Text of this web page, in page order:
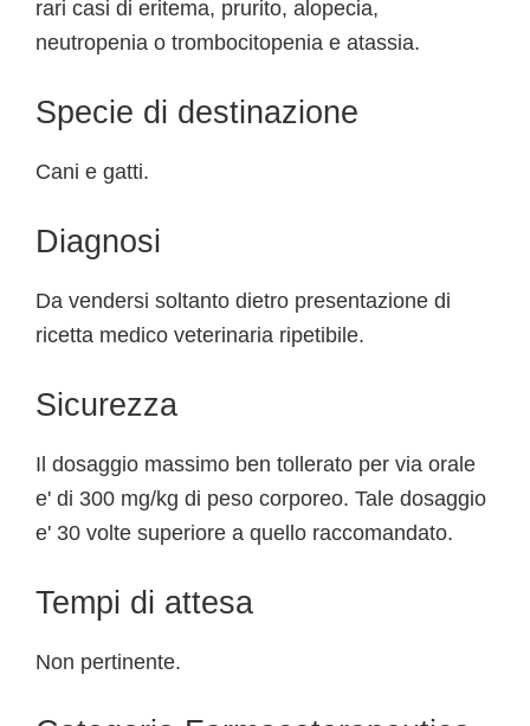
rari casi di eritema, prurito, alopecia,
neutropenia o trombocitopenia e atassia.
Specie di destinazione
Cani e gatti.
Diagnosi
Da vendersi soltanto dietro presentazione di
ricetta medico veterinaria ripetibile.
Sicurezza
Il dosaggio massimo ben tollerato per via orale
e' di 300 mg/kg di peso corporeo. Tale dosaggio
e' 30 volte superiore a quello raccomandato.
Tempi di attesa
Non pertinente.